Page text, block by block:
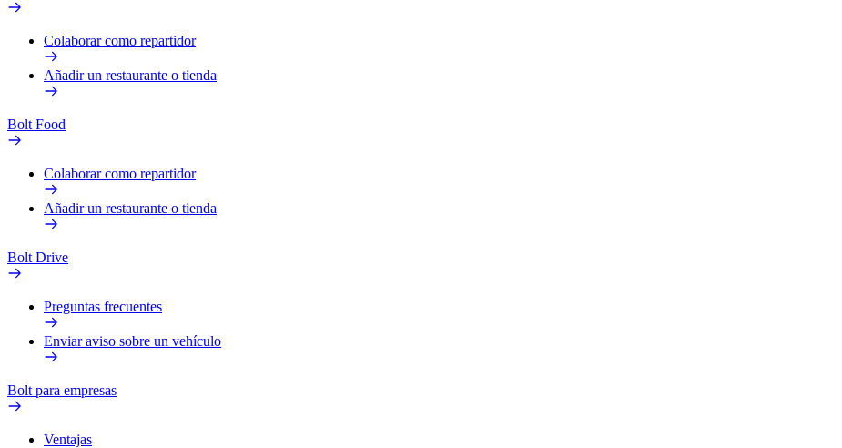
Colaborar como repartidor
Añadir un restaurante o tienda
Bolt Food
Colaborar como repartidor
Añadir un restaurante o tienda
Bolt Drive
Preguntas frecuentes
Enviar aviso sobre un vehículo
Bolt para empresas
Ventajas